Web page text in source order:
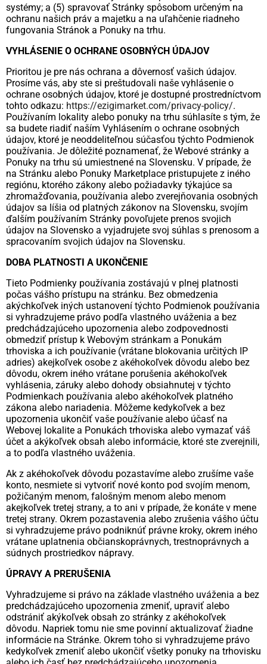
systémy; a (5) spravovať Stránky spôsobom určeným na
ochranu našich práv a majetku a na uľahčenie riadneho
fungovania Stránok a Ponuky na trhu.
VYHLÁSENIE O OCHRANE OSOBNÝCH ÚDAJOV
Prioritou je pre nás ochrana a dôvernosť vašich údajov.
Prosíme vás, aby ste si preštudovali naše vyhlásenie o
ochrane osobných údajov, ktoré je dostupné prostredníctvom
tohto odkazu: https://ezigimarket.com/privacy-policy/.
Používaním lokality alebo ponuky na trhu súhlasíte s tým, že
sa budete riadiť naším Vyhlásením o ochrane osobných
údajov, ktoré je neoddeliteľnou súčasťou týchto Podmienok
používania. Je dôležité poznamenať, že Webové stránky a
Ponuky na trhu sú umiestnené na Slovensku. V prípade, že
na Stránku alebo Ponuky Marketplace pristupujete z iného
regiónu, ktorého zákony alebo požiadavky týkajúce sa
zhromažďovania, používania alebo zverejňovania osobných
údajov sa líšia od platných zákonov na Slovensku, svojím
ďalším používaním Stránky povoľujete prenos svojich
údajov na Slovensko a vyjadrujete svoj súhlas s prenosom a
spracovaním svojich údajov na Slovensku.
DOBA PLATNOSTI A UKONČENIE
Tieto Podmienky používania zostávajú v plnej platnosti
počas vášho prístupu na stránku. Bez obmedzenia
akýchkoľvek iných ustanovení týchto Podmienok používania
si vyhradzujeme právo podľa vlastného uváženia a bez
predchádzajúceho upozornenia alebo zodpovednosti
obmedziť prístup k Webovým stránkam a Ponukám
trhoviska a ich používanie (vrátane blokovania určitých IP
adries) akejkoľvek osobe z akéhokoľvek dôvodu alebo bez
dôvodu, okrem iného vrátane porušenia akéhokoľvek
vyhlásenia, záruky alebo dohody obsiahnutej v týchto
Podmienkach používania alebo akéhokoľvek platného
zákona alebo nariadenia. Môžeme kedykoľvek a bez
upozornenia ukončiť vaše používanie alebo účasť na
Webovej lokalite a Ponukách trhoviska alebo vymazať váš
účet a akýkoľvek obsah alebo informácie, ktoré ste zverejnili,
a to podľa vlastného uváženia.
Ak z akéhokoľvek dôvodu pozastavíme alebo zrušíme vaše
konto, nesmiete si vytvoriť nové konto pod svojím menom,
požičaným menom, falošným menom alebo menom
akejkoľvek tretej strany, a to ani v prípade, že konáte v mene
tretej strany. Okrem pozastavenia alebo zrušenia vášho účtu
si vyhradzujeme právo podniknúť právne kroky, okrem iného
vrátane uplatnenia občianskoprávnych, trestnoprávnych a
súdnych prostriedkov nápravy.
ÚPRAVY A PRERUŠENIA
Vyhradzujeme si právo na základe vlastného uváženia a bez
predchádzajúceho upozornenia zmeniť, upraviť alebo
odstrániť akýkoľvek obsah zo stránky z akéhokoľvek
dôvodu. Napriek tomu nie sme povinní aktualizovať žiadne
informácie na Stránke. Okrem toho si vyhradzujeme právo
kedykoľvek zmeniť alebo ukončiť všetky ponuky na trhovisku